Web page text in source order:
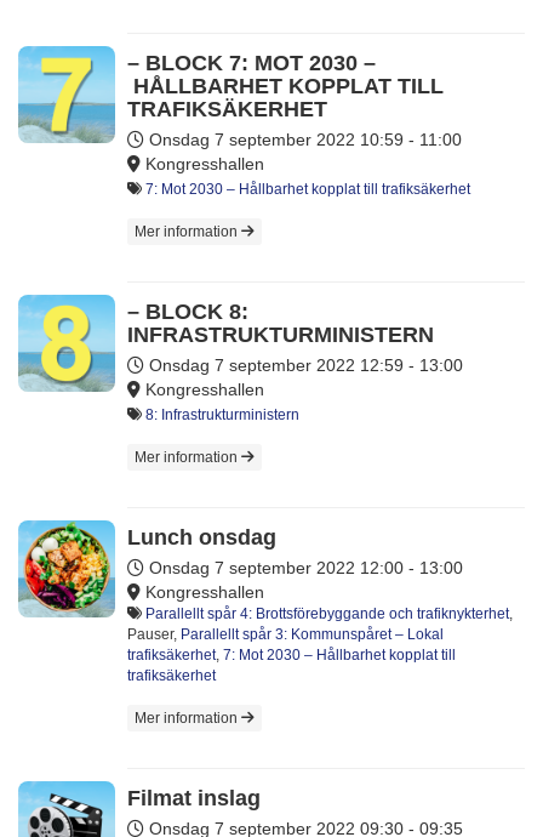
– BLOCK 7: MOT 2030 –
HÅLLBARHET KOPPLAT TILL
TRAFIKSÄKERHET
Onsdag 7 september 2022 10:59 - 11:00
Kongresshallen
7: Mot 2030 – Hållbarhet kopplat till trafiksäkerhet
Mer information
– BLOCK 8:
INFRASTRUKTURMINISTERN
Onsdag 7 september 2022 12:59 - 13:00
Kongresshallen
8: Infrastrukturministern
Mer information
Lunch onsdag
Onsdag 7 september 2022 12:00 - 13:00
Kongresshallen
Parallellt spår 4: Brottsförebyggande och trafiknykterhet,
Pauser, Parallellt spår 3: Kommunspåret – Lokal
trafiksäkerhet, 7: Mot 2030 – Hållbarhet kopplat till
trafiksäkerhet
Mer information
Filmat inslag
Onsdag 7 september 2022 09:30 - 09:35